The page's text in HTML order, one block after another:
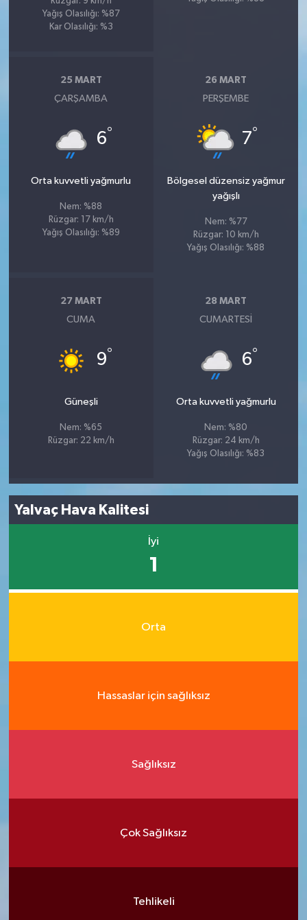
Yağış Olasılığı: %87
Kar Olasılığı: %3
25 MART
ÇARŞAMBA
6°
Orta kuvvetli yağmurlu
Nem: %88
Rüzgar: 17 km/h
Yağış Olasılığı: %89
26 MART
PERŞEMBE
7°
Bölgesel düzensiz yağmur
yağışlı
Nem: %77
Rüzgar: 10 km/h
Yağış Olasılığı: %88
27 MART
CUMA
9°
Güneşli
Nem: %65
Rüzgar: 22 km/h
28 MART
CUMARTESI
6°
Orta kuvvetli yağmurlu
Nem: %80
Rüzgar: 24 km/h
Yağış Olasılığı: %83
Yalvaç Hava Kalitesi
İyi
1
Orta
Hassaslar için sağlıksız
Sağlıksız
Çok Sağlıksız
Tehlikeli